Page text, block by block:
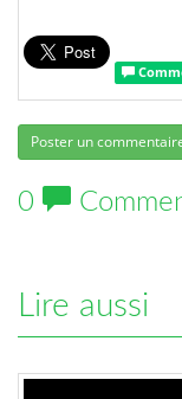
Poster un
0
Lire aussi